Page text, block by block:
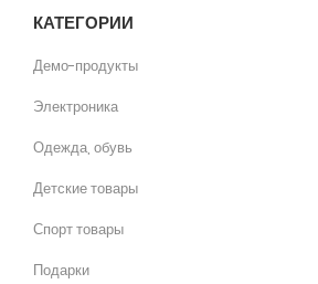
КАТЕГОРИИ
Демо-продукты
Электроника
Одежда, обувь
Детские товары
Спорт товары
Подарки